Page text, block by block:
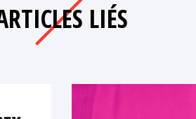
LIÉS